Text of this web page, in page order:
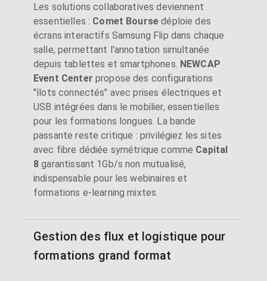
Les solutions collaboratives deviennent
essentielles : Comet Bourse déploie des
écrans interactifs Samsung Flip dans chaque
salle, permettant l'annotation simultanée
depuis tablettes et smartphones. NEWCAP
Event Center propose des configurations
"îlots connectés" avec prises électriques et
USB intégrées dans le mobilier, essentielles
pour les formations longues. La bande
passante reste critique : privilégiez les sites
avec fibre dédiée symétrique comme Capital
8 garantissant 1Gb/s non mutualisé,
indispensable pour les webinaires et
formations e-learning mixtes.
Gestion des flux et logistique pour
formations grand format